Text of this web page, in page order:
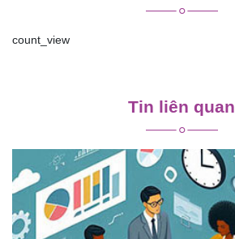
count_view
viết
Tin liên quan